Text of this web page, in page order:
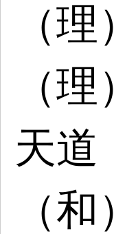
（
（
天道
（